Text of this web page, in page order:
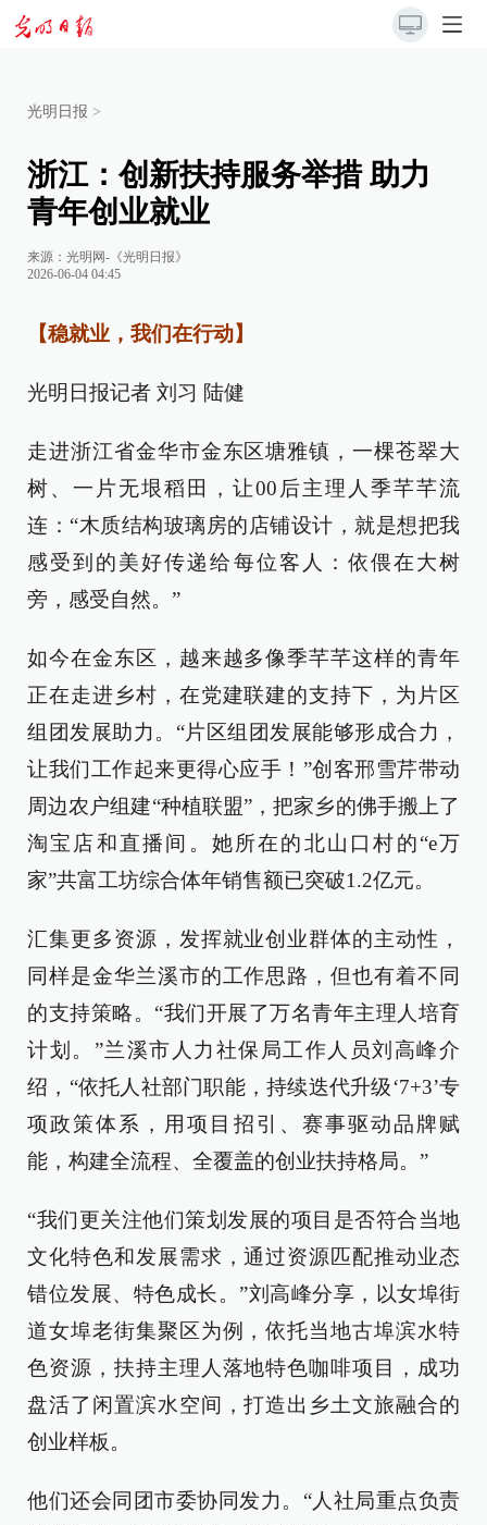
光明日报 >
浙江：创新扶持服务举措 助力
青年创业就业
来源： 光明网-《光明日报》
2026-06-04 04:45
【稳就业，我们在行动】
光明日报记者 刘习 陆健
走进浙江省金华市金东区塘雅镇，一棵苍翠大
树、一片无垠稻田，让00后主理人季芊芊流
连：“木质结构玻璃房的店铺设计，就是想把我
感受到的美好传递给每位客人：依偎在大树
旁，感受自然。”
如今在金东区，越来越多像季芊芊这样的青年
正在走进乡村，在党建联建的支持下，为片区
组团发展助力。“片区组团发展能够形成合力，
让我们工作起来更得心应手！”创客邢雪芹带动
周边农户组建“种植联盟”，把家乡的佛手搬上了
淘宝店和直播间。她所在的北山口村的“e万
家”共富工坊综合体年销售额已突破1.2亿元。
汇集更多资源，发挥就业创业群体的主动性，
同样是金华兰溪市的工作思路，但也有着不同
的支持策略。“我们开展了万名青年主理人培育
计划。”兰溪市人力社保局工作人员刘高峰介
绍，“依托人社部门职能，持续迭代升级‘7+3’专
项政策体系，用项目招引、赛事驱动品牌赋
能，构建全流程、全覆盖的创业扶持格局。”
“我们更关注他们策划发展的项目是否符合当地
文化特色和发展需求，通过资源匹配推动业态
错位发展、特色成长。”刘高峰分享，以女埠街
道女埠老街集聚区为例，依托当地古埠滨水特
色资源，扶持主理人落地特色咖啡项目，成功
盘活了闲置滨水空间，打造出乡土文旅融合的
创业样板。
他们还会同团市委协同发力。“人社局重点负责